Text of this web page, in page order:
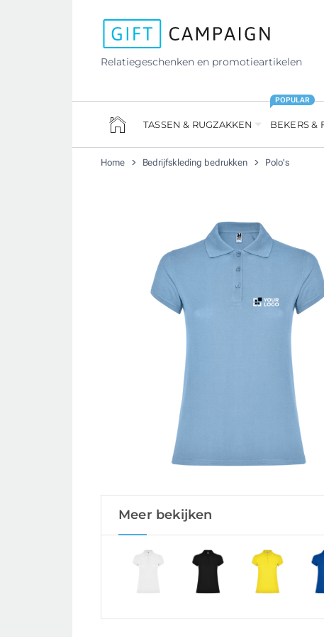
Relatiegeschenken en promotieartikelen
TASSEN & RUGZAKKEN BEKERS &
POPULAR
Home Bedrijfskleding bedrukken Polo's
Meer bekijken